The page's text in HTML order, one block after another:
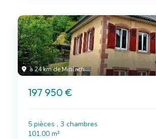
à 24 km de Mittlach
197 950 €
5 pièces , 3 chambres
101.00 m²